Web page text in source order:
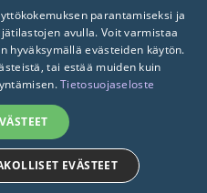
❤ byAvoin.Systems
FINNISH
SWEDISH
parantamiseksi ja
avulla. Voit varmistaa
hyväksymällä evästeiden käytön.
tai estää muiden kuin
Tietosuojaseloste
EVÄSTEET